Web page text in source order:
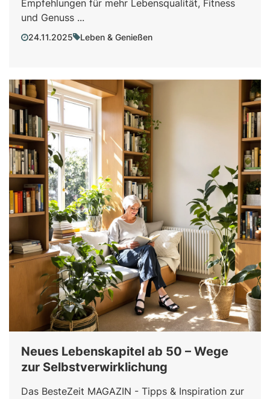
Empfehlungen für mehr Lebensqualität, Fitness
und Genuss ...
24.11.2025 Leben & Genießen
Neues Lebenskapitel ab 50 – Wege
zur Selbstverwirklichung
Das BesteZeit MAGAZIN - Tipps & Inspiration zur